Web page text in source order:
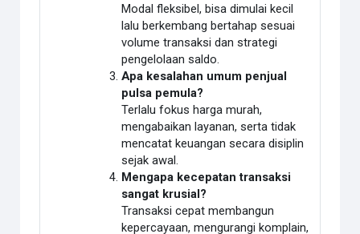
Modal fleksibel, bisa dimulai kecil
lalu berkembang bertahap sesuai
volume transaksi dan strategi
pengelolaan saldo.
Apa kesalahan umum penjual
pulsa pemula?
Terlalu fokus harga murah,
mengabaikan layanan, serta tidak
mencatat keuangan secara disiplin
sejak awal.
Mengapa kecepatan transaksi
sangat krusial?
Transaksi cepat membangun
kepercayaan, mengurangi komplain,